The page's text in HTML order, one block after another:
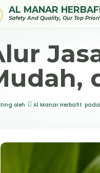
AL MANAR
Safety And Quality, Our Top
oleh Al Manar Herbafit pada